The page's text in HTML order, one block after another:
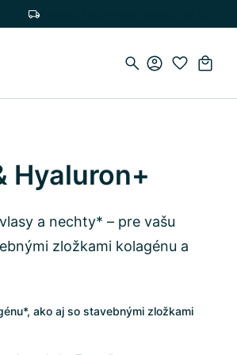
Hyaluron+
a nechty* – pre vašu
zložkami kolagénu a
ako aj so stavebnými zložkami